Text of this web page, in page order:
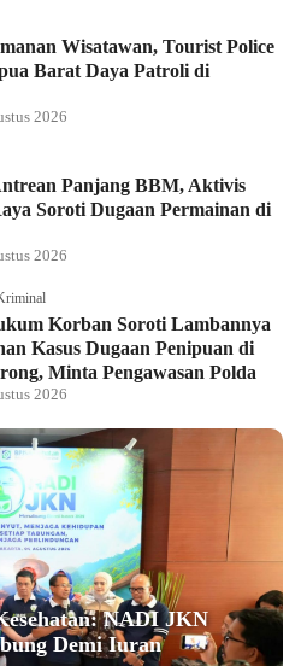
Wisatawan, Tourist Police
Barat Daya Patroli di
2026
Panjang BBM, Aktivis
Soroti Dugaan Permainan di
2026
Korban Soroti Lambannya
Kasus Dugaan Penipuan di
Minta Pengawasan Polda
2026
NADI JKN
Demi Iuran